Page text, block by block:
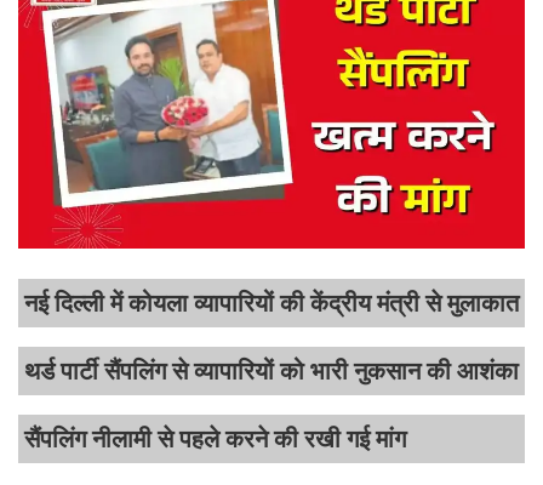
नई दिल्ली में कोयला व्यापारियों की केंद्रीय मंत्री से मुलाकात
थर्ड पार्टी सैंपलिंग से व्यापारियों को भारी नुकसान की आशंका
सैंपलिंग नीलामी से पहले करने की रखी गई मांग